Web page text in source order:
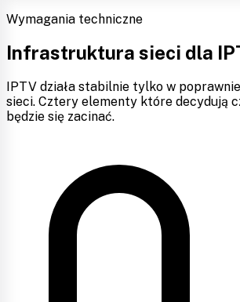
Wymagania techniczne
Infrastruktura sieci dla
IPTV działa stabilnie tylko w
sieci. Cztery elementy które decydują
będzie się zacinać.